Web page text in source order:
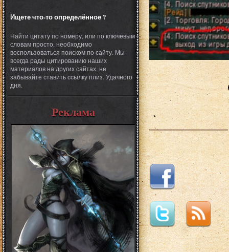
Ищете что-то определённое ?
Найти цитату по номеру, или по ключевым
словам просто, необходимо
воспользоваться поиском по сайту. Мы
всегда рады цитированию наших
материалов на других сайтах, не
забывайте ставить ссылку плиз. Удачного
дня.
Реклама
___________